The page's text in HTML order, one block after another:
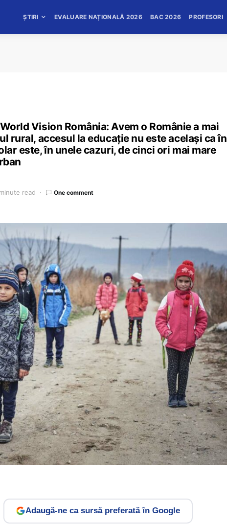
ȘTIRI EVALUARE NAȚIONALĂ 2026 BAC 2026 PROFESORI
Vision România: Avem o Românie a mai
rural, accesul la educaţie nu este acelaşi ca în
este, în unele cazuri, de cinci ori mai mare
read One comment
Adaugă-ne ca sursă preferată în Google